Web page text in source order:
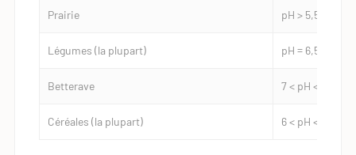
Prairie pH > 5,5
Légumes (la plupart) pH = 6,5
Betterave 7 < pH < 7,5
Céréales (la plupart) 6 < pH < 7,5